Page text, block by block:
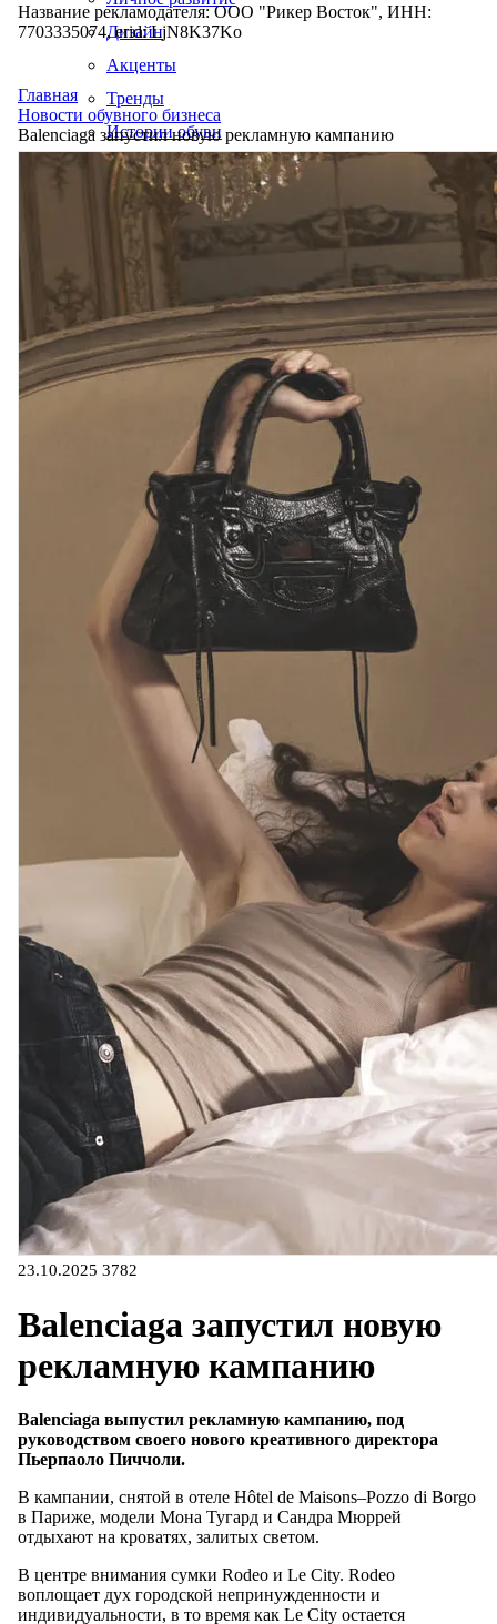
Дизайн
Акценты
Тренды
Истории обуви
Производство
Название рекламодателя: ООО "Рикер Восток", ИНН:
7703335074, erid: LjN8K37Ko
Главная
Новости обувного бизнеса
Balenciaga запустил новую рекламную кампанию
23.10.2025 3782
Balenciaga запустил новую
рекламную кампанию
Balenciaga выпустил рекламную кампанию, под
руководством своего нового креативного директора
Пьерпаоло Пиччоли.
В кампании, снятой в отеле Hôtel de Maisons–Pozzo di Borgo
в Париже, модели Мона Тугард и Сандра Мюррей
отдыхают на кроватях, залитых светом.
В центре внимания сумки Rodeo и Le City. Rodeo
воплощает дух городской непринужденности и
индивидуальности, в то время как Le City остается